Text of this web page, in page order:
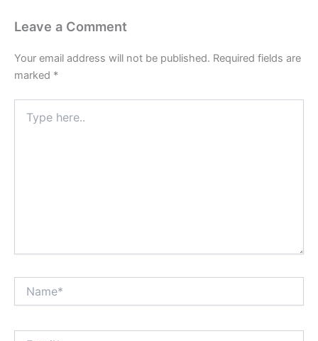
Leave a Comment
Your email address will not be published. Required fields are
marked *
here..